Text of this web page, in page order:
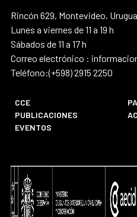
Rincón 629, Montevideo,
Lunes a viernes de 11 a 19 h
Sábados de 11 a 17 h
Correo electrónico :
Teléfono:(+598) 2915 2250
CCE
PUBLICACIONES
EVENTOS